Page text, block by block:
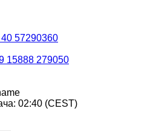
57290360
15888 279050
02:40 (CEST)